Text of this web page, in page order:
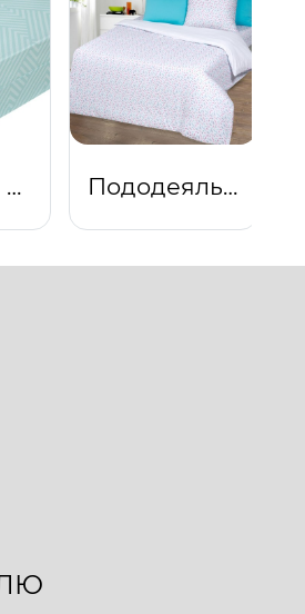
Простыня на резинке "Тишина природы" Пододеяльник трикотажный на молнии Перышко